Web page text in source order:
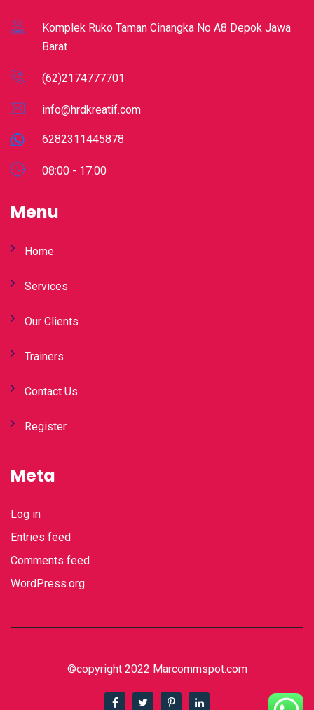
Komplek Ruko Taman Cinangka No A8 Depok Jawa
Barat
(62)2174777701
info@hrdkreatif.com
6282311445878
08:00 - 17:00
Menu
Home
Services
Our Clients
Trainers
Contact Us
Register
Meta
Log in
Entries feed
Comments feed
WordPress.org
©copyright 2022 Marcommspot.com